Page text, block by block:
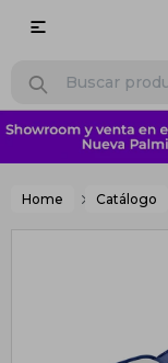

Home Catálogo